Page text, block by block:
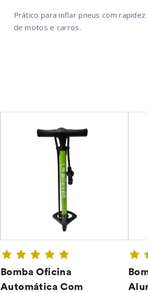
Prático para inflar pneus com
de motos e carros.
Bomba Oficina
Automática Com